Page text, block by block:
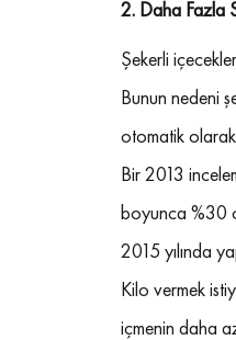
2. Daha Fazla
Şekerli
Bunun nedeni
otomatik olarak
Bir 2013
boyunca %30
2015 yılında
Kilo vermek
içmenin daha